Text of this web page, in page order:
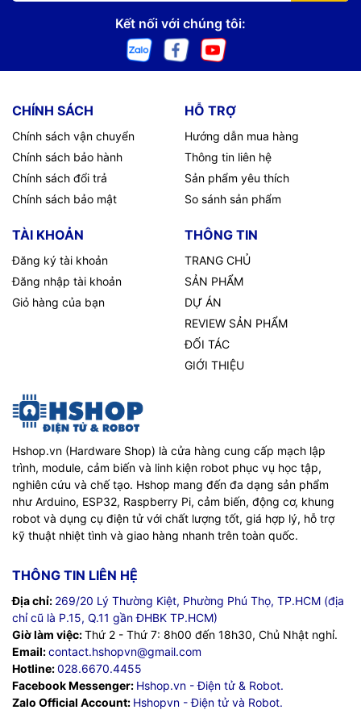
Kết nối với chúng tôi:
CHÍNH SÁCH
Chính sách vận chuyển
Chính sách bảo hành
Chính sách đổi trả
Chính sách bảo mật
HỖ TRỢ
Hướng dẫn mua hàng
Thông tin liên hệ
Sản phẩm yêu thích
So sánh sản phẩm
TÀI KHOẢN
Đăng ký tài khoản
Đăng nhập tài khoản
Giỏ hàng của bạn
THÔNG TIN
TRANG CHỦ
SẢN PHẨM
DỰ ÁN
REVIEW SẢN PHẨM
ĐỐI TÁC
GIỚI THIỆU
Hshop.vn (Hardware Shop) là cửa hàng cung cấp mạch lập
trình, module, cảm biến và linh kiện robot phục vụ học tập,
nghiên cứu và chế tạo. Hshop mang đến đa dạng sản phẩm
như Arduino, ESP32, Raspberry Pi, cảm biến, động cơ, khung
robot và dụng cụ điện tử với chất lượng tốt, giá hợp lý, hỗ trợ
kỹ thuật nhiệt tình và giao hàng nhanh trên toàn quốc.
THÔNG TIN LIÊN HỆ
Địa chỉ: 269/20 Lý Thường Kiệt, Phường Phú Thọ, TP.HCM (địa
chỉ cũ là P.15, Q.11 gần ĐHBK TP.HCM)
Giờ làm việc:Thứ 2 - Thứ 7: 8h00 đến 18h30, Chủ Nhật nghỉ.
Email:contact.hshopvn@gmail.com
Hotline:028.6670.4455
Facebook Messenger: Hshop.vn - Điện tử & Robot.
Zalo Official Account: Hshopvn - Điện tử và Robot.